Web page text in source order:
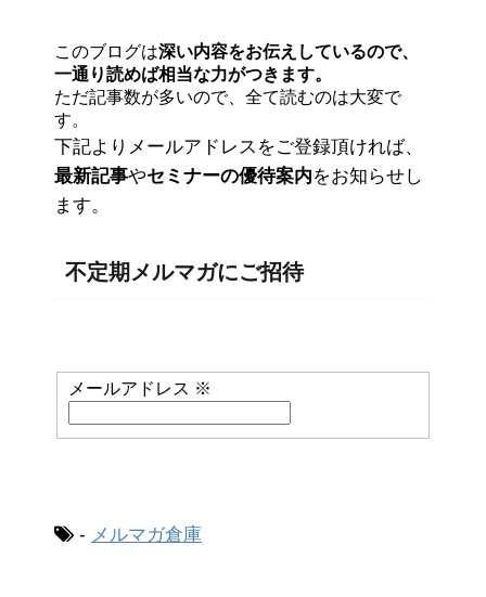
このブログは深い内容をお伝えしているので、
一通り読めば相当な力がつきます。
ただ記事数が多いので、全て読むのは大変で
す。
下記よりメールアドレスをご登録頂ければ、
最新記事やセミナーの優待案内をお知らせし
ます。
不定期メルマガにご招待
メールアドレス ※
- メルマガ倉庫